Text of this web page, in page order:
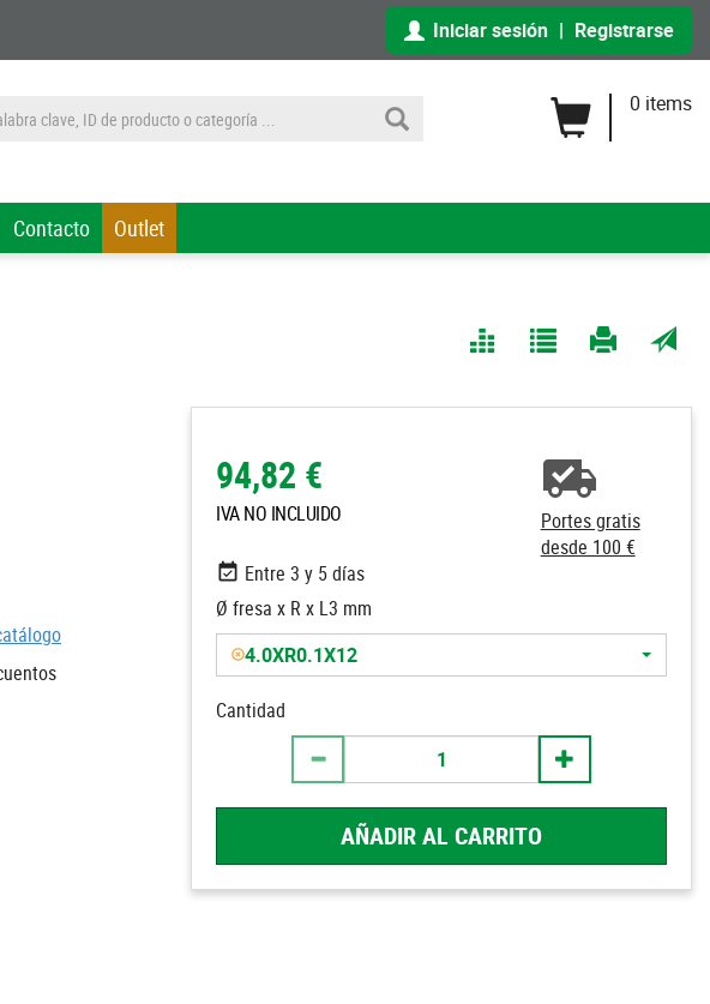
Iniciar sesión | Registrarse
0 items
Contacto Outlet
94,82 €
IVA NO INCLUIDO
Portes gratis
desde 100 €
Entre 3 y 5 días
Ø fresa x R x L3 mm
4.0XR0.1X12
Cantidad
AÑADIR AL CARRITO